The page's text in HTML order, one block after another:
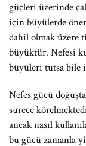
güçleri üzerinde
için büyülerde
dahil olmak üzere
büyüktür. Nefesi
büyüleri tutsa bile
Nefes gücü
sürece
ancak nasıl
bu gücü zamanla